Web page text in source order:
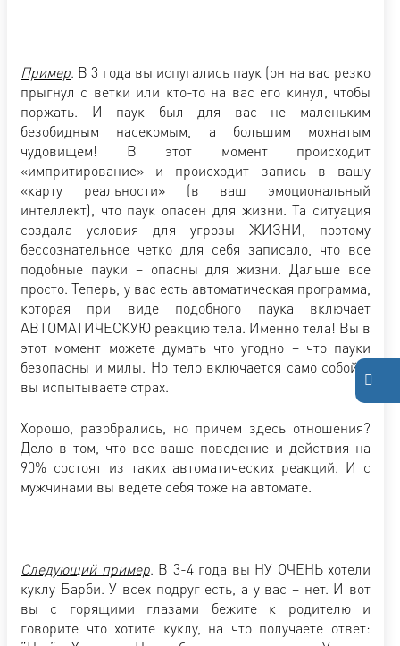
Пример. В 3 года вы испугались паук (он на вас резко
прыгнул с ветки или кто-то на вас его кинул, чтобы
поржать. И паук был для вас не маленьким
безобидным насекомым, а большим мохнатым
чудовищем! В этот момент происходит
«импритирование» и происходит запись в вашу
«карту реальности» (в ваш эмоциональный
интеллект), что паук опасен для жизни. Та ситуация
создала условия для угрозы ЖИЗНИ, поэтому
бессознательное четко для себя записало, что все
подобные пауки – опасны для жизни. Дальше все
просто. Теперь, у вас есть автоматическая программа,
которая при виде подобного паука включает
АВТОМАТИЧЕСКУЮ реакцию тела. Именно тела! Вы в
этот момент можете думать что угодно – что пауки
безопасны и милы. Но тело включается само собой –
вы испытываете страх.
Хорошо, разобрались, но причем здесь отношения?
Дело в том, что все ваше поведение и действия на
90% состоят из таких автоматических реакций. И с
мужчинами вы ведете себя тоже на автомате.
Следующий пример. В 3-4 года вы НУ ОЧЕНЬ хотели
куклу Барби. У всех подруг есть, а у вас – нет. И вот
вы с горящими глазами бежите к родителю и
говорите что хотите куклу, на что получаете ответ: